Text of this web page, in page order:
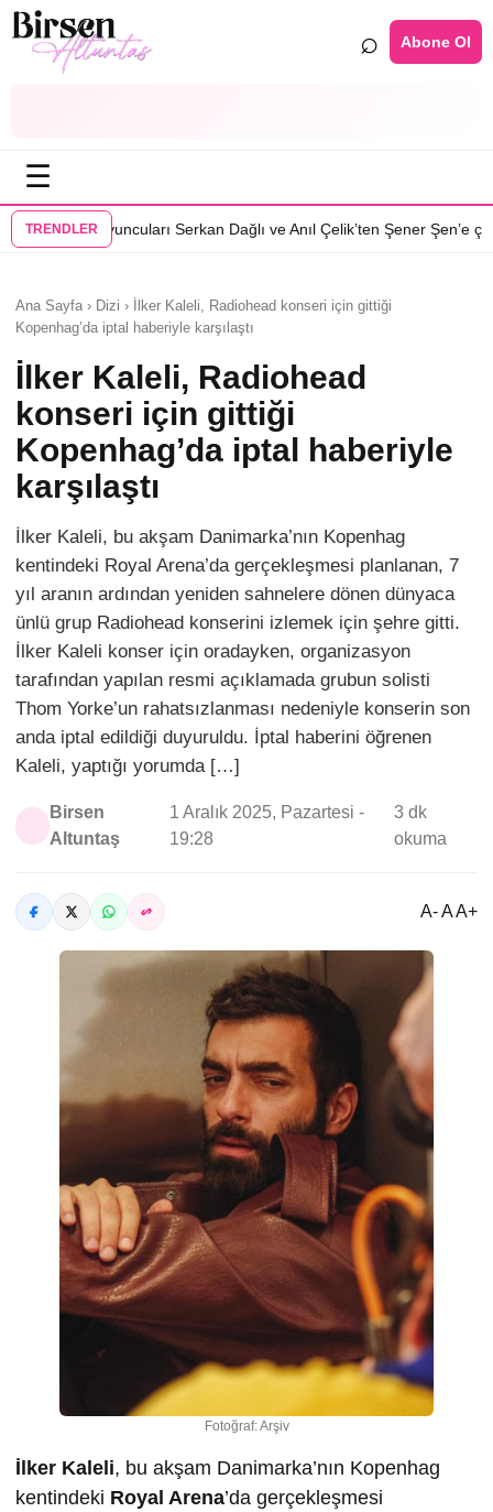
⌕ Abone Ol
☰
TRENDLER
Serkan Dağlı ve Anıl Çelik’ten Şener Şen’e çağrı•Özcan Deniz:
Ana Sayfa › Dizi › İlker Kaleli, Radiohead konseri için gittiği
Kopenhag’da iptal haberiyle karşılaştı
İlker Kaleli, Radiohead
konseri için gittiği
Kopenhag’da iptal haberiyle
karşılaştı
İlker Kaleli, bu akşam Danimarka’nın Kopenhag
kentindeki Royal Arena’da gerçekleşmesi planlanan, 7
yıl aranın ardından yeniden sahnelere dönen dünyaca
ünlü grup Radiohead konserini izlemek için şehre gitti.
İlker Kaleli konser için oradayken, organizasyon
tarafından yapılan resmi açıklamada grubun solisti
Thom Yorke’un rahatsızlanması nedeniyle konserin son
anda iptal edildiği duyuruldu. İptal haberini öğrenen
Kaleli, yaptığı yorumda […]
Birsen
Altuntaş
1 Aralık 2025, Pazartesi -
19:28
3 dk
okuma
A- A A+
Fotoğraf: Arşiv
İlker Kaleli, bu akşam Danimarka’nın Kopenhag
kentindeki Royal Arena’da gerçekleşmesi